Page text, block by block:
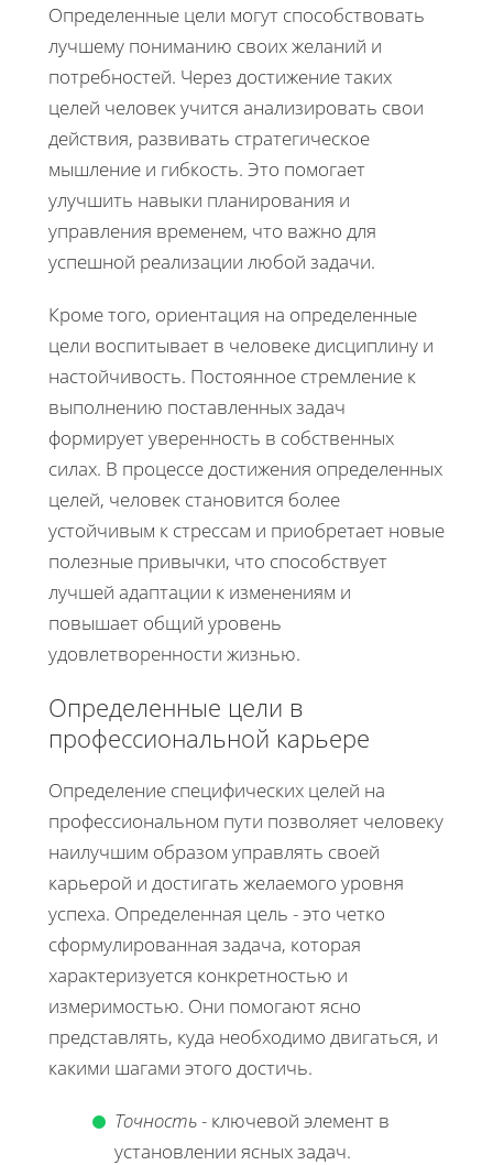
Определенные цели могут способствовать
лучшему пониманию своих желаний и
потребностей. Через достижение таких
целей человек учится анализировать свои
действия, развивать стратегическое
мышление и гибкость. Это помогает
улучшить навыки планирования и
управления временем, что важно для
успешной реализации любой задачи.
Кроме того, ориентация на определенные
цели воспитывает в человеке дисциплину и
настойчивость. Постоянное стремление к
выполнению поставленных задач
формирует уверенность в собственных
силах. В процессе достижения определенных
целей, человек становится более
устойчивым к стрессам и приобретает новые
полезные привычки, что способствует
лучшей адаптации к изменениям и
повышает общий уровень
удовлетворенности жизнью.
Определенные цели в
профессиональной карьере
Определение специфических целей на
профессиональном пути позволяет человеку
наилучшим образом управлять своей
карьерой и достигать желаемого уровня
успеха. Определенная цель - это четко
сформулированная задача, которая
характеризуется конкретностью и
измеримостью. Они помогают ясно
представлять, куда необходимо двигаться, и
какими шагами этого достичь.
Точность- ключевой элемент в
установлении ясных задач.